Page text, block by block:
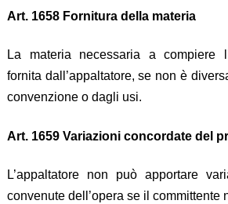
Art. 1658 Fornitura della materia
La materia necessaria a compiere
fornita dall’appaltatore, se non è
convenzione o dagli usi.
Art. 1659 Variazioni concordate del
L’appaltatore non può apportare
convenute dell’opera se il committente